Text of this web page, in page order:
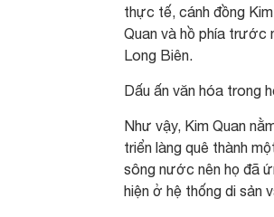
thực tế, cánh đồng
Quan và hồ phía trước
Long Biên.
Dấu ấn văn hóa trong
Như vậy, Kim Quan
triển làng quê thành
sông nước nên họ đã
hiện ở hệ thống di sản